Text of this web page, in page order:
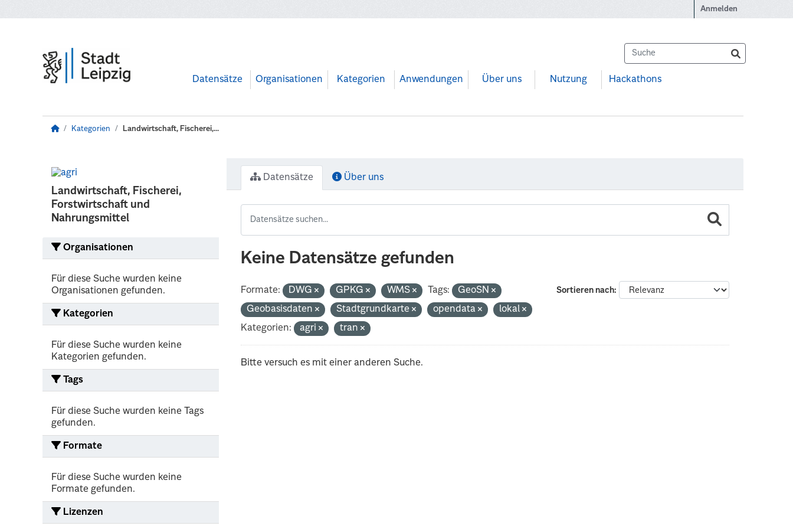
Anmelden
Datensätze Organisationen Kategorien Anwendungen Über uns Nutzung Hackathons
Kategorien Landwirtschaft, Fischerei,...
Landwirtschaft, Fischerei,
Forstwirtschaft und
Nahrungsmittel
Organisationen
Für diese Suche wurden keine
Organisationen gefunden.
Kategorien
Für diese Suche wurden keine
Kategorien gefunden.
Tags
Für diese Suche wurden keine Tags
gefunden.
Formate
Für diese Suche wurden keine
Formate gefunden.
Lizenzen
Datensätze Über uns
Keine Datensätze gefunden
Sortieren nach
Formate: DWG GPKG WMS Tags:
GeoSN
Geobasisdaten
Stadtgrundkarte opendata
lokal
Kategorien:
agri tran
Bitte versuch es mit einer anderen Suche.